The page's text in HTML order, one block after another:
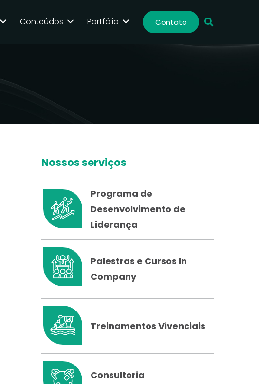
Conteúdos Portfólio Contato
Nossos serviços
Programa de
Desenvolvimento de
Liderança
Palestras e Cursos In
Company
Treinamentos Vivenciais
Consultoria